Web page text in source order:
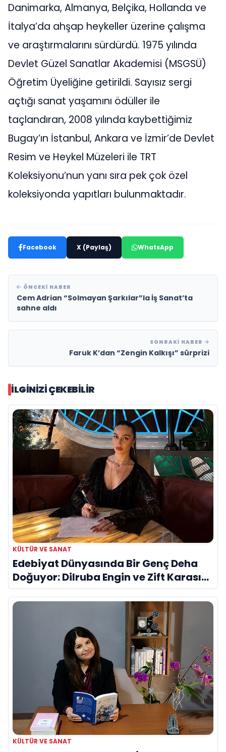
Danimarka, Almanya, Belçika, Hollanda ve
İtalya’da ahşap heykeller üzerine çalışma
ve araştırmalarını sürdürdü. 1975 yılında
Devlet Güzel Sanatlar Akademisi (MSGSÜ)
Öğretim Üyeliğine getirildi. Sayısız sergi
açtığı sanat yaşamını ödüller ile
taçlandıran, 2008 yılında kaybettiğimiz
Bugay’ın İstanbul, Ankara ve İzmir’de Devlet
Resim ve Heykel Müzeleri ile TRT
Koleksiyonu’nun yanı sıra pek çok özel
koleksiyonda yapıtları bulunmaktadır.
Facebook X (Paylaş) WhatsApp
ÖNCEKI HABER
Cem Adrian “Solmayan Şarkılar”la İş Sanat’ta
sahne aldı
SONRAKI HABER
Faruk K’dan “Zengin Kalkışı” sürprizi
İLGINIZI ÇEKEBILIR
KÜLTÜR VE SANAT
Edebiyat Dünyasında Bir Genç Deha
Doğuyor: Dilruba Engin ve Zift Karası
Evreni ‘AVENOİR’
KÜLTÜR VE SANAT